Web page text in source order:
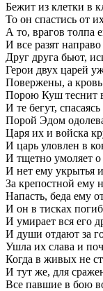
Бежит из клетки в
То он спастись от
А то, врагов толпа
И все разят
Друг друга бьют,
Герои двух царей
Повержены, а
Порою Куш теснит
И те бегут,
Порой Эдом
Царя их и войска
И царь уловлен в
И тщетно умоляет
И нет ему укрытья
За крепостной ему
Напасть, беда ему
И он в тисках
И умирает вся его
И души отдают за
Ушла их слава и
Когда в живых не
И тут же, для
Все павшие в бою